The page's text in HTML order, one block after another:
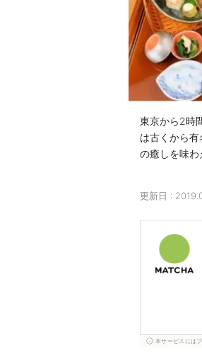
東京から2時
は古くから
の癒しを味わ
更新日 :
本サービスには